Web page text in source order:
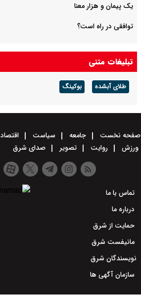
یک پیمان و هزار معنا
توافقی در راه است؟
تبلیغات متنی
طلای آبشده بوکینگ
صفحه نخست جامعه سیاست اقتصاد
ورزش
روایت تصویر صدای شرق
تماس با ما
درباره ما
حمایت از شرق
مانیفست شرق
نویسندگان شرق
سازمان آگهی ها